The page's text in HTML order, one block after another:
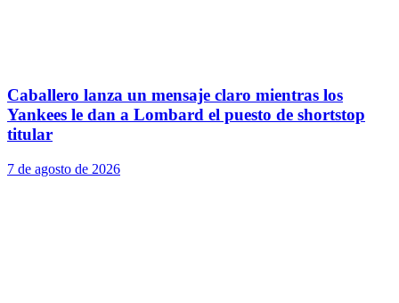
Caballero lanza un mensaje claro mientras los
Yankees le dan a Lombard el puesto de shortstop
titular
7 de agosto de 2026